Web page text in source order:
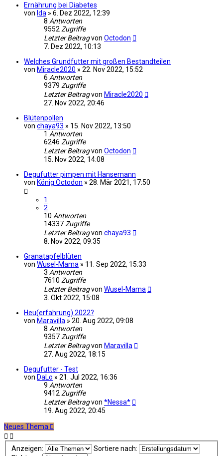
Ernährung bei Diabetes
von Ida » 6. Dez 2022, 12:39
8 Antworten
9552 Zugriffe
Letzter Beitragvon Octodon
7. Dez 2022, 10:13
Welches Grundfutter mit großen Bestandteilen
von Miracle2020 » 22. Nov 2022, 15:52
6 Antworten
9379 Zugriffe
Letzter Beitragvon Miracle2020
27. Nov 2022, 20:46
Blütenpollen
von chaya93 » 15. Nov 2022, 13:50
1 Antworten
6246 Zugriffe
Letzter Beitragvon Octodon
15. Nov 2022, 14:08
Degufutter pimpen mit Hansemann
von König Octodon » 28. Mär 2021, 17:50
1
2
10 Antworten
14337 Zugriffe
Letzter Beitragvon chaya93
8. Nov 2022, 09:35
Granatapfelblüten
von Wusel-Mama » 11. Sep 2022, 15:33
3 Antworten
7610 Zugriffe
Letzter Beitragvon Wusel-Mama
3. Okt 2022, 15:08
Heu(erfahrung) 2022?
von Maravilla » 20. Aug 2022, 09:08
8 Antworten
9357 Zugriffe
Letzter Beitragvon Maravilla
27. Aug 2022, 18:15
Degufutter - Test
von DaLo » 21. Jul 2022, 16:36
9 Antworten
9412 Zugriffe
Letzter Beitragvon *Nessa*
19. Aug 2022, 20:45
Neues Thema
Anzeigen:
Sortiere nach: